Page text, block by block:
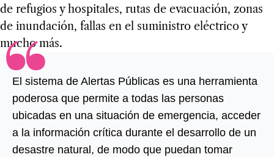
de refugios y hospitales, rutas de evacuación, zonas
de inundación, fallas en el suministro eléctrico y
mucho más.
El sistema de Alertas Públicas es una herramienta
poderosa que permite a todas las personas
ubicadas en una situación de emergencia, acceder
a la información crítica durante el desarrollo de un
desastre natural, de modo que puedan tomar